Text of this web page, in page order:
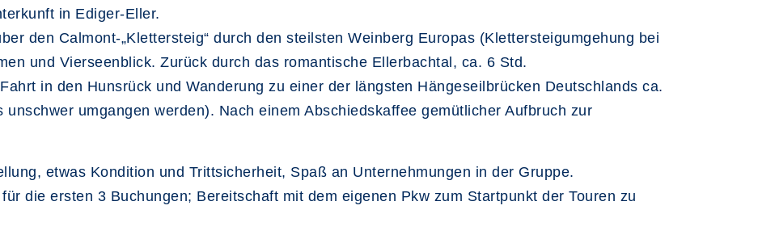
in Ediger-Eller.
den Calmont-„Klettersteig“ durch den steilsten Weinberg Europas (Klettersteigumgehung bei
und Vierseenblick. Zurück durch das romantische Ellerbachtal, ca. 6 Std.
in den Hunsrück und Wanderung zu einer der längsten Hängeseilbrücken Deutschlands ca.
umgangen werden). Nach einem Abschiedskaffee gemütlicher Aufbruch zur
etwas Kondition und Trittsicherheit, Spaß an Unternehmungen in der Gruppe.
die ersten 3 Buchungen; Bereitschaft mit dem eigenen Pkw zum Startpunkt der Touren zu